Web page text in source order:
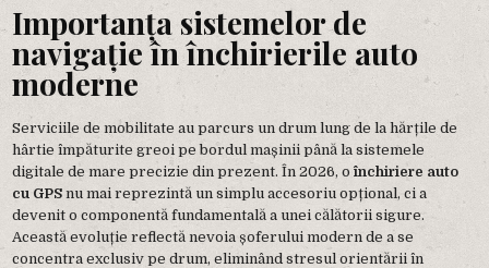
Importanța sistemelor de
navigație în închirierile auto
moderne
Serviciile de mobilitate au parcurs un drum lung de la hărțile de
hârtie împăturite greoi pe bordul mașinii până la sistemele
digitale de mare precizie din prezent. În 2026, oînchiriere auto
cu GPS nu mai reprezintă un simplu accesoriu opțional, ci a
devenit o componentă fundamentală a unei călătorii sigure.
Această evoluție reflectă nevoia șoferului modern de a se
concentra exclusiv pe drum, eliminând stresul orientării în